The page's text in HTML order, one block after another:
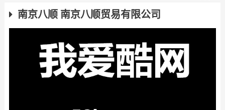
南京八顺 南京八顺贸易有限公司